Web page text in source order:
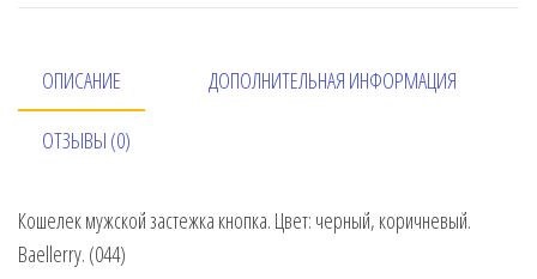
ОПИСАНИЕ ДОПОЛНИТЕЛЬНАЯ ИНФОРМАЦИЯ
ОТЗЫВЫ (0)
Кошелек мужской застежка кнопка. Цвет: черный, коричневый.
Baellerry. (044)